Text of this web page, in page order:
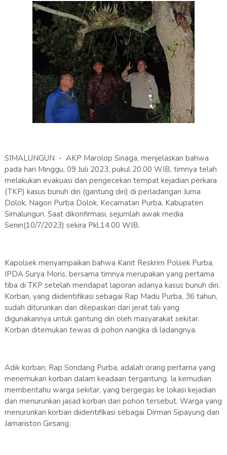
SIMALUNGUN - AKP Marolop Sinaga, menjelaskan bahwa
pada hari Minggu, 09 Juli 2023, pukul 20.00 WIB, timnya telah
melakukan evakuasi dan pengecekan tempat kejadian perkara
(TKP) kasus bunuh diri (gantung diri) di perladangan Juma
Dolok, Nagori Purba Dolok, Kecamatan Purba, Kabupaten
Simalungun. Saat dikonfirmasi, sejumlah awak media
Senin(10/7/2023) sekira Pkl.14.00 WIB.
Kapolsek menyampaikan bahwa Kanit Reskrim Polsek Purba,
IPDA Surya Moris, bersama timnya merupakan yang pertama
tiba di TKP setelah mendapat laporan adanya kasus bunuh diri.
Korban, yang diidentifikasi sebagai Rap Madu Purba, 36 tahun,
sudah diturunkan dan dilepaskan dari jerat tali yang
digunakannya untuk gantung diri oleh masyarakat sekitar.
Korban ditemukan tewas di pohon nangka di ladangnya.
Adik korban, Rap Sondang Purba, adalah orang pertama yang
menemukan korban dalam keadaan tergantung. Ia kemudian
memberitahu warga sekitar, yang bergegas ke lokasi kejadian
dan menurunkan jasad korban dari pohon tersebut. Warga yang
menurunkan korban diidentifikasi sebagai Dirman Sipayung dan
Jamariston Girsang.